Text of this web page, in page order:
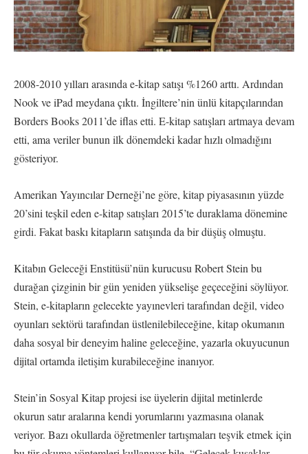
2008-2010 yılları arasında e-kitap satışı %1260 arttı. Ardından
Nook ve iPad meydana çıktı. İngiltere’nin ünlü kitapçılarından
Borders Books 2011’de iflas etti. E-kitap satışları artmaya devam
etti, ama veriler bunun ilk dönemdeki kadar hızlı olmadığını
gösteriyor.
Amerikan Yayıncılar Derneği’ne göre, kitap piyasasının yüzde
20’sini teşkil eden e-kitap satışları 2015’te duraklama dönemine
girdi. Fakat baskı kitapların satışında da bir düşüş olmuştu.
Kitabın Geleceği Enstitüsü’nün kurucusu Robert Stein bu
durağan çizginin bir gün yeniden yükselişe geçeceğini söylüyor.
Stein, e-kitapların gelecekte yayınevleri tarafından değil, video
oyunları sektörü tarafından üstlenilebileceğine, kitap okumanın
daha sosyal bir deneyim haline geleceğine, yazarla okuyucunun
dijital ortamda iletişim kurabileceğine inanıyor.
Stein’in Sosyal Kitap projesi ise üyelerin dijital metinlerde
okurun satır aralarına kendi yorumlarını yazmasına olanak
veriyor. Bazı okullarda öğretmenler tartışmaları teşvik etmek için